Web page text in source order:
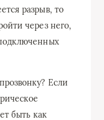
разрыв, то
через него,
Если
быть как